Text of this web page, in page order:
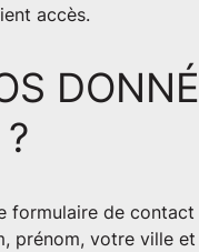
accès.
formulaire de
prénom, votre ville